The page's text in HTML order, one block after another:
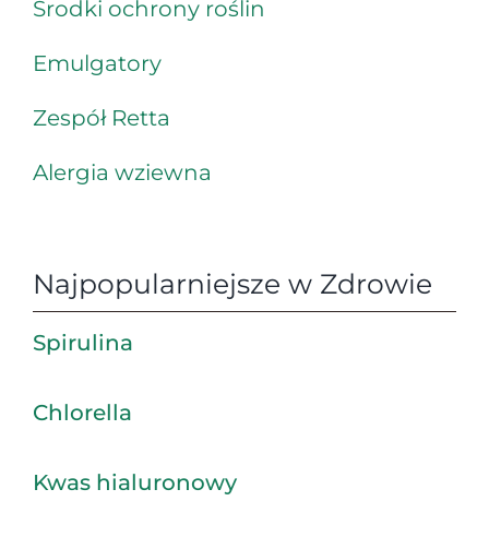
Środki ochrony roślin
Emulgatory
Zespół Retta
Alergia wziewna
Najpopularniejsze w Zdrowie
Spirulina
Chlorella
Kwas hialuronowy